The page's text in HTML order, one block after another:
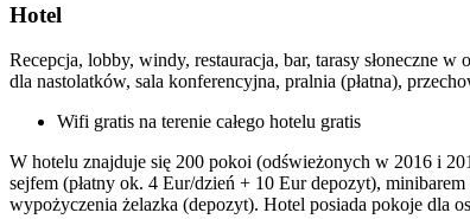
Hotel
Recepcja, lobby, windy, restauracja, bar, tarasy słoneczne
dla nastolatków, sala konferencyjna, pralnia (płatna),
Wifi gratis na terenie całego hotelu gratis
W hotelu znajduje się 200 pokoi (odświeżonych w 2016 i
sejfem (płatny ok. 4 Eur/dzień + 10 Eur depozyt),
wypożyczenia żelazka (depozyt). Hotel posiada pokoje dla